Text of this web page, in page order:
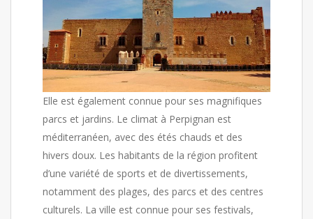
Elle est également connue pour ses magnifiques
parcs et jardins. Le climat à Perpignan est
méditerranéen, avec des étés chauds et des
hivers doux. Les habitants de la région profitent
d’une variété de sports et de divertissements,
notamment des plages, des parcs et des centres
culturels. La ville est connue pour ses festivals,